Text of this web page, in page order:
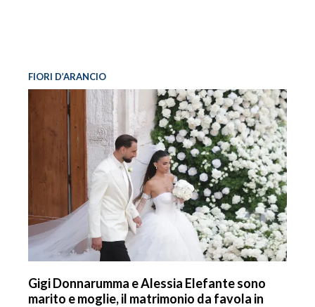
FIORI D’ARANCIO
Gigi Donnarumma e Alessia Elefante sono
marito e moglie, il matrimonio da favola in